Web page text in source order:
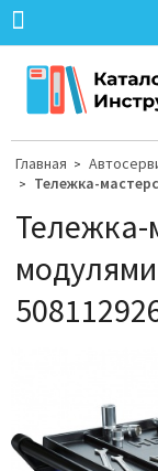
Главная >
> Тележка-
Тележка-